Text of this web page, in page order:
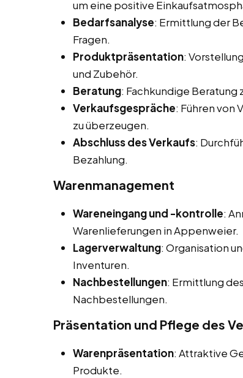
um eine positive
Bedarfsanalyse: Ermittlung der
Fragen.
Produktpräsentation:
und Zubehör.
Beratung: Fachkundige Beratung
Verkaufsgespräche: Führen von
zu überzeugen.
Abschluss des Verkaufs:
Bezahlung.
Warenmanagement
Wareneingang und -kontrolle:
Warenlieferungen in Appenweier.
Lagerverwaltung: Organisation
Inventuren.
Nachbestellungen: Ermittlung
Nachbestellungen.
Präsentation und Pflege des
Warenpräsentation: Attraktive
Produkte.